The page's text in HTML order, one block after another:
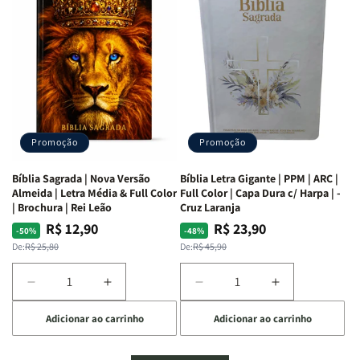
Mulheres
da
Bíblia
Isabelle
S.
Alves
Mulheres
da
Bíblia
|
Isabelle
S.
Alves
Livro
por
Livro
um
panorama
completo
dos
66
da
Bíblia
Equipe
teológica
Penkal
Livro
-
um
panorama
completo
dos
da
Bíblia
Penkal
Promoção
Bíblia Sagrada | Nova Versão
Almeida | Letra Média & Full Color
| Brochura | Rei Leão
-50%
Preço
normal
De:R$ 25,80
Preço
promocional
R$ 12,90
Diminuir
a
quantidade
de
Aumentar
a
quantidade
de
Bíblia
Adicionar ao carrinho
Promoção
Bíblia Letra Gigante | PPM | ARC |
Full Color | Capa Dura c/ Harpa | -
Cruz Laranja
-48%
Preço
normal
De:R$ 45,90
Preço
promocional
R$ 23,90
Diminuir
a
quantidade
de
Bíblia
Aumentar
a
quantidade
de
Adicionar ao carrinho